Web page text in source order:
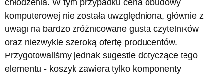
chłodzenia. W tym przypadku cena obudowy
komputerowej nie została uwzględniona, głównie z
uwagi na bardzo zróżnicowane gusta czytelników
oraz niezwykle szeroką ofertę producentów.
Przygotowaliśmy jednak sugestie dotyczące tego
elementu - koszyk zawiera tylko komponenty